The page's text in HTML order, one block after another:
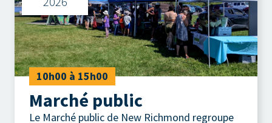
10h00 à 15h00
Marché public
Le Marché public de New Richmond regroupe